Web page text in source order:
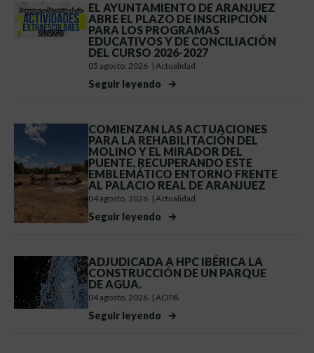
EL AYUNTAMIENTO DE ARANJUEZ
ABRE EL PLAZO DE INSCRIPCIÓN
PARA LOS PROGRAMAS
EDUCATIVOS Y DE CONCILIACIÓN
DEL CURSO 2026-2027
05 agosto, 2026 | Actualidad
Seguir leyendo
COMIENZAN LAS ACTUACIONES
PARA LA REHABILITACIÓN DEL
MOLINO Y EL MIRADOR DEL
PUENTE, RECUPERANDO ESTE
EMBLEMÁTICO ENTORNO FRENTE
AL PALACIO REAL DE ARANJUEZ
04 agosto, 2026 | Actualidad
Seguir leyendo
ADJUDICADA A HPC IBÉRICA LA
CONSTRUCCIÓN DE UN PARQUE
DE AGUA.
04 agosto, 2026 | ACIPA
Seguir leyendo